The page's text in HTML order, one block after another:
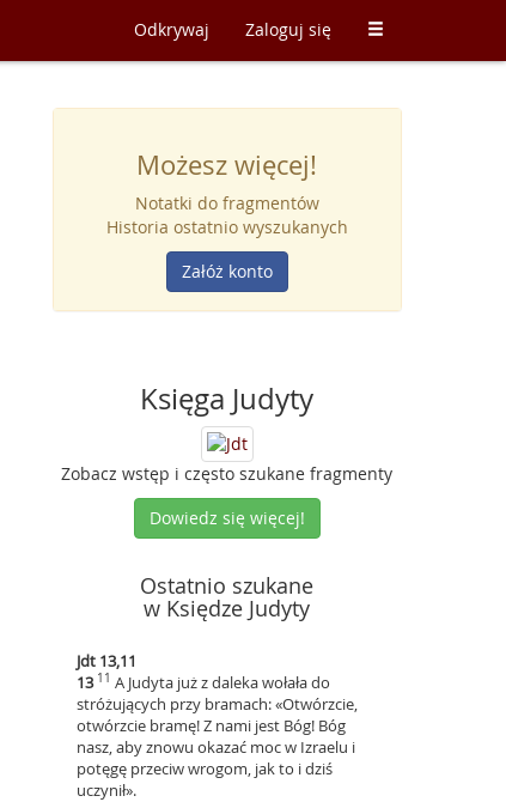
Odkrywaj Zaloguj się
Możesz więcej!
Notatki do fragmentów
Historia ostatnio wyszukanych
Załóż konto
Księga Judyty
Zobacz wstęp i często szukane fragmenty
Dowiedz się więcej!
Ostatnio szukane
w Księdze Judyty
Jdt 13,11
1311 A Judyta już z daleka wołała do
stróżujących przy bramach: «Otwórzcie,
otwórzcie bramę! Z nami jest Bóg! Bóg
nasz, aby znowu okazać moc w Izraelu i
potęgę przeciw wrogom, jak to i dziś
uczynił».